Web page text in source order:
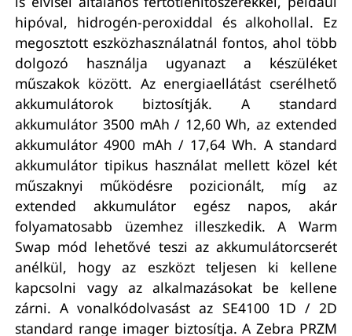
hipóval, hidrogén-peroxiddal és alkohollal. Ez
megosztott eszközhasználatnál fontos, ahol több
dolgozó használja ugyanazt a készüléket
műszakok között. Az energiaellátást cserélhető
akkumulátorok biztosítják. A standard
akkumulátor 3500 mAh / 12,60 Wh, az extended
akkumulátor 4900 mAh / 17,64 Wh. A standard
akkumulátor tipikus használat mellett közel két
műszaknyi működésre pozicionált, míg az
extended akkumulátor egész napos, akár
folyamatosabb üzemhez illeszkedik. A Warm
Swap mód lehetővé teszi az akkumulátorcserét
anélkül, hogy az eszközt teljesen ki kellene
kapcsolni vagy az alkalmazásokat be kellene
zárni. A vonalkódolvasást az SE4100 1D / 2D
standard range imager biztosítja. A Zebra PRZM